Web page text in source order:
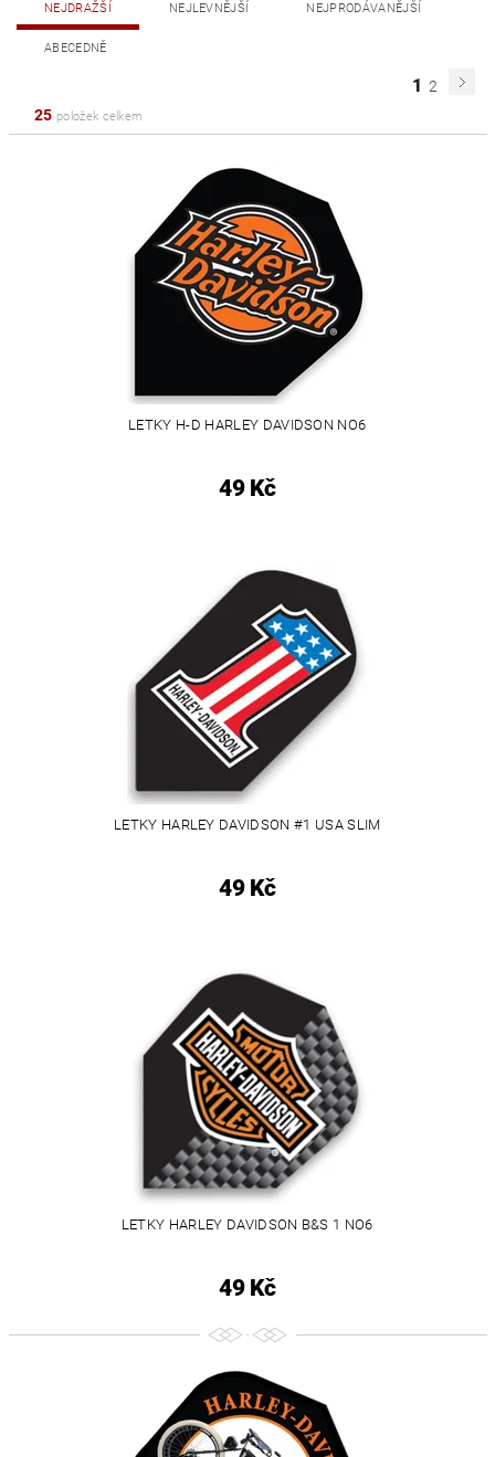
NEJDRAŽŠÍ NEJLEVNĚJŠÍ NEJPRODÁVANĚJŠÍ
ABECEDNĚ
1 2
25 položek celkem
LETKY H-D HARLEY DAVIDSON NO6
49 Kč
LETKY HARLEY DAVIDSON #1 USA SLIM
49 Kč
LETKY HARLEY DAVIDSON B&S 1 NO6
49 Kč